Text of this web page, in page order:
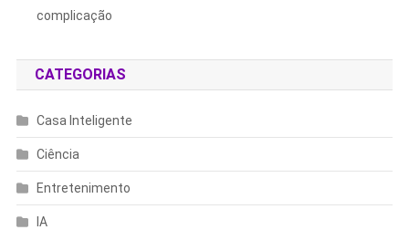
complicação
CATEGORIAS
Casa Inteligente
Ciência
Entretenimento
IA